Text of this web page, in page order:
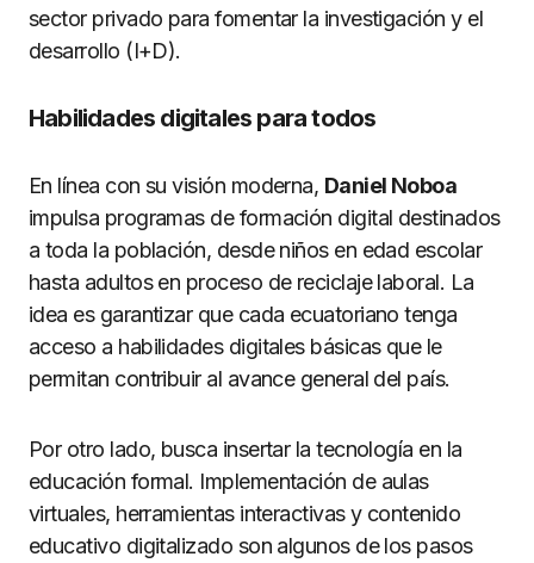
sector privado para fomentar la investigación y el
desarrollo (I+D).
Habilidades digitales para todos
En línea con su visión moderna, Daniel Noboa
impulsa programas de formación digital destinados
a toda la población, desde niños en edad escolar
hasta adultos en proceso de reciclaje laboral. La
idea es garantizar que cada ecuatoriano tenga
acceso a habilidades digitales básicas que le
permitan contribuir al avance general del país.
Por otro lado, busca insertar la tecnología en la
educación formal. Implementación de aulas
virtuales, herramientas interactivas y contenido
educativo digitalizado son algunos de los pasos